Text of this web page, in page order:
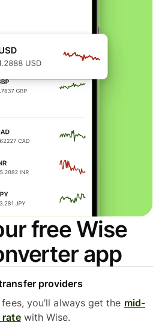
free Wise
app
providers
you’ll always get the mid-
ratewith Wise.